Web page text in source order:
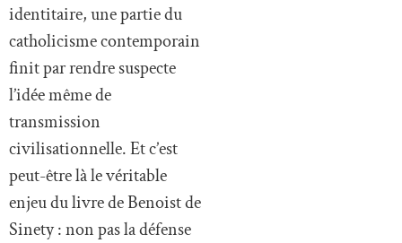
identitaire, une partie du
catholicisme contemporain
finit par rendre suspecte
l’idée même de
transmission
civilisationnelle. Et c’est
peut-être là le véritable
enjeu du livre de Benoist de
Sinety : non pas la défense